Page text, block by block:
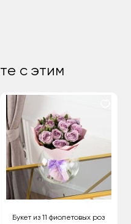
с этим
Букет из 11 фиолетовых роз